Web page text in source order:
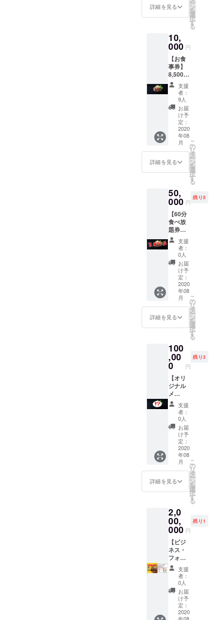
ルファ
さい(苗
字or名
ニック
ネーム
など)。
記入が
ない場
合はT
シャツ
への印
刷は出
来ませ
んの
で、ご
ださ
い。印
合は、
未記入
で構い
ませ
ん。
りしま
のTシャ
てご来
店で、
お会計
から5％
オフ！
※オプ
ション
項目に
て、サ
イズを
選択し
てくだ
さい。
ご支援
完了後
のサイ
ズ変更
ご了承
くださ
※［備考
欄］
に、印
刷希望
のお名
前をア
ルファ
ベット
でご記
入くだ
さい(苗
字or名
ニック
ネーム
ない場
合はT
シャツ
刷は出
来ませ
んの
で、ご
注意く
ださ
い。印
刷が不
要の場
合は、
未記入
で構い
ん。
【クラ
ウド
ファン
グ限定T
シャ
ツ】 背
中にご
支援い
ただい
た方の
お名前
を印刷
したク
ラウド
ファン
ディン
グ限定T
シャツ
をお送
りしま
のTシャ
てご来
店で、
お会計
から5％
オフ！
※オプ
ション
項目に
て、サ
イズを
選択し
てくだ
さい。
ご支援
完了後
のサイ
ズ変更
ご了承
くださ
い。
※［備考
欄］
に、印
刷希望
のお名
前をア
ルファ
ベット
でご記
入くだ
さい(苗
字or名
前or
ニック
ネーム
合はT
シャツ
への印
刷は出
来ませ
んの
で、ご
注意く
ださ
い。印
刷が不
要の場
合は、
未記入
詳細を見る ー
ン
を
選
択
す
る
10,
000 円
【お食
事券】
8,500円
分のお
食事券
をお送
りしま
す。 (有
効期限
は2020
年12月
30日ま
で) ＋
【クラ
ウド
ファン
グ限定T
シャ
ツ】 背
中にご
支援い
ただい
た方の
お名前
を印刷
したク
ラウド
ファン
ディン
グ限定T
シャツ
をお送
りしま
のTシャ
てご来
店で、
お会計
から5％
オフ！
※オプ
ション
項目に
て、サ
イズを
選択し
てくだ
さい。
ご支援
完了後
のサイ
ズ変更
は出来
くださ
い。
※［備考
欄］
に、印
刷希望
のお名
前をア
ルファ
ベット
でご記
入くだ
さい(苗
字or名
支援
者：
9人
お届
け予
定：
2020
年08
月
詳細を見る
こ
の
リ
タ
ー
ン
を
選
択
す
る
50,
000 円
残り5
【60分
食べ放
題券
(並)】
大盤振
る舞
い！各
種焼肉
丼が60
分間食
べ放題
です！
しか
も、有
効期限
は使用
から1ヶ
月間！
もちろ
ん期間
中は毎
日食べ
てもOK
です！
思う存
分、焼
肉ライ
フを味
わって
くださ
い！
【注意
事項】
・各種
焼肉丼
が食べ
す(カル
ビ丼・
ハラミ
丼・豚
カルビ
丼・セ
セリ丼
の4種)
・ご注
文可能
なサイ
ズは
『並』
のみで
支援
者：
0人
お届
け予
定：
2020
年08
月
詳細を見る
こ
の
リ
タ
ー
ン
を
選
択
す
る
100
,00
0 円
残り3
【オリ
ジナル
メ
ニュー
制作】
肉好き
の夢！
アナタ
が考案
した焼
肉丼
を、公
式メ
ニュー
化！ ど
んなお
どんな
トッピ
ング
で、ど
んなタ
レ
で・・
・夢は
広がる
ばかり
です！
もちろ
んネー
ミング
支援
者：
0人
お届
け予
定：
2020
年08
月
詳細を見る
こ
の
リ
タ
ー
ン
を
選
択
す
る
2,0
00,
000 円
残り1
【ビジ
ネス・
フォー
マット
型フラ
ンチャ
イズ契
約】 今
回のク
ラウド
支援
者：
0人
お届
け予
定：
2020
年08